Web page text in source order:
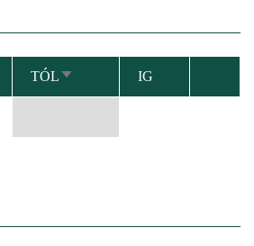
TÓLNÖVEKVŐ
RENDEZÉS
IG